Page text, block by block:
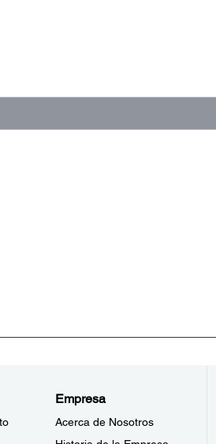
Empresa
Acerca de Nosotros